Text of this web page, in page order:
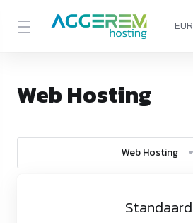
EUR
Web Hosting
Web Hosting
Standaard